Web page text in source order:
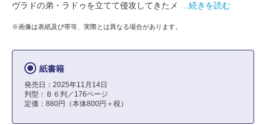
ヴラドの弟・ラドゥを立てて侵攻してきたメ
…続きを読む
※画像は表紙及び帯等、実際とは異なる場合があります。
紙書籍
発売日：2025年11月14日
判型：Ｂ６判／176ページ
定価：880円（本体800円＋税）